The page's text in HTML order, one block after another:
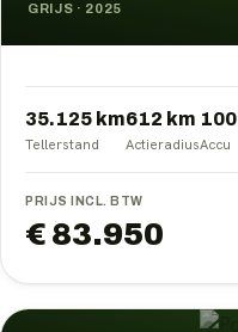
GRIJS · 2025
35.125 km
Tellerstand
612 km
Actieradius
100
Accu
PRIJS INCL. BTW
€ 83.950